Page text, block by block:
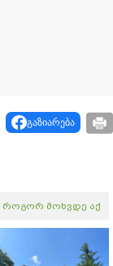
გაზიარება
როგორ მოხვდე აქ